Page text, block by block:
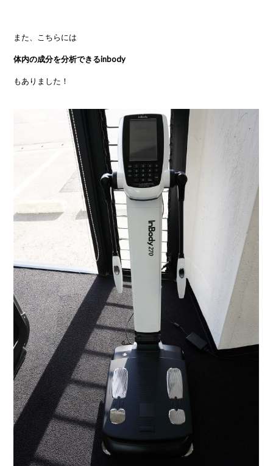
また、こちらには
体内の成分を分析できるinbody
もありました！